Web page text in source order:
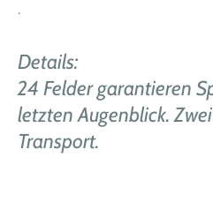
.
Details:
24 Felder garantieren
letzten Augenblick.
Transport.